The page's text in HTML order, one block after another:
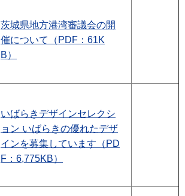
茨城県地方港湾審議会の開
催について（PDF：61K
B）
いばらきデザインセレクシ
ョン いばらきの優れたデザ
インを募集しています（PD
F：6,775KB）